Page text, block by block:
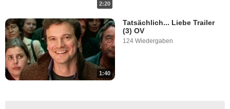
2:20
1:40
Tatsächlich... Liebe Trailer
(3) OV
124 Wiedergaben